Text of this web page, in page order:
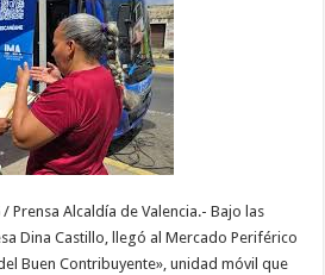
Prensa Alcaldía de Valencia.- Bajo las
Dina Castillo, llegó al Mercado Periférico
Buen Contribuyente», unidad móvil que